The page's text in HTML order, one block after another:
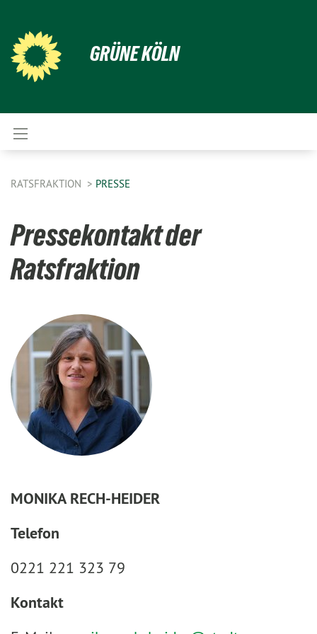
GRÜNE KÖLN
RATSFRAKTION PRESSE
Pressekontakt der
Ratsfraktion
MONIKA RECH-HEIDER
Telefon
0221 221 323 79
Kontakt